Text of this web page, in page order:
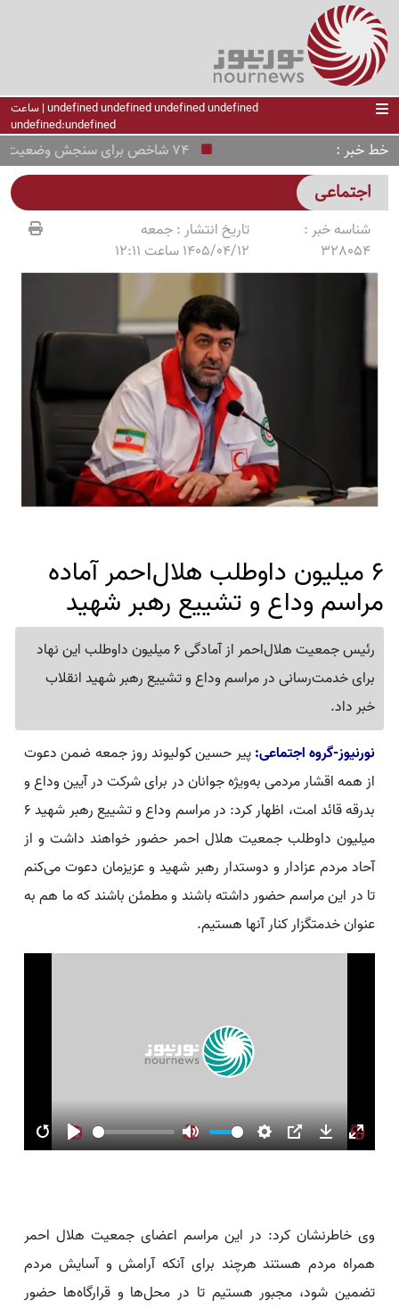
undefined undefined undefined undefined | ساعت
undefined:undefined
خط خبر 74 شاخص برای سنجش وضعیت اجتماعی کشور
اجتماعی
شناسه خبر :
328054
تاریخ انتشار :جمعه
1405/04/12 ساعت 12:11
6 میلیون داوطلب هلال‌احمر آماده
مراسم وداع و تشییع رهبر شهید
رئیس جمعیت هلال‌احمر از آمادگی 6 میلیون داوطلب این نهاد
برای خدمت‌رسانی در مراسم وداع و تشییع رهبر شهید انقلاب
خبر داد.
نورنیوز-گروه اجتماعی:پیر حسین کولیوند روز جمعه ضمن دعوت
از همه اقشار مردمی به‌ویژه جوانان در برای شرکت در آیین وداع و
بدرقه قائد امت، اظهار کرد: در مراسم وداع و تشییع رهبر شهید ۶
میلیون داوطلب جمعیت هلال احمر حضور خواهند داشت و از
آحاد مردم عزادار و دوستدار رهبر شهید و عزیزمان دعوت می‌کنم
تا در این مراسم حضور داشته باشند و مطمئن باشند که ما هم به
عنوان خدمتگزار کنار آنها هستیم.
RestartPlay Mute Settings
PIP Download
Enter
وی خاطرنشان کرد: در این مراسم اعضای جمعیت هلال احمر
همراه مردم هستند هرچند برای آنکه آرامش و آسایش مردم
تضمین شود، مجبور هستیم تا در محل‌ها و قرارگاه‌ها حضور